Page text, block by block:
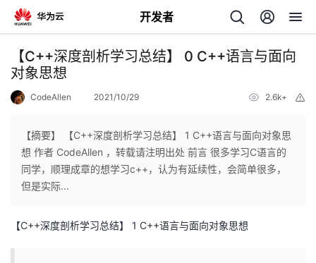
开发者
返
回
个
【C++深度剖析学习总结】 0 C++语言与面向
对象思想
CodeAllen 2021/10/29 2.6k+
【摘要】 【C++深度剖析学习总结】 1 C++语言与面向对象思
想 作者 CodeAllen ，转载请注明出处 前言 很多学习C语言的
同学，顺理成章的想学习c++，认为有延续性，会简单很多，
但是实际...
【C++深度剖析学习总结】 1 C++语言与面向对象思想